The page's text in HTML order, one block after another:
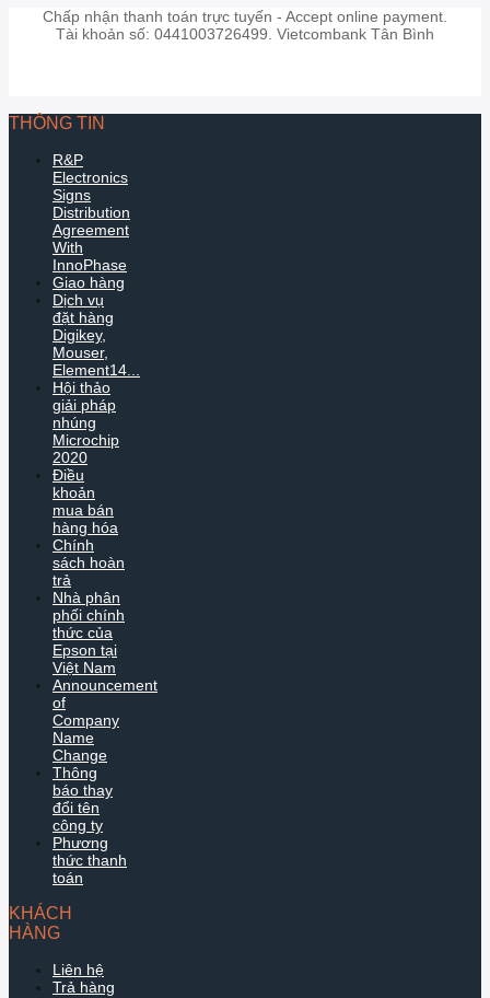
Chấp nhận thanh toán trực tuyến - Accept online payment.
Tài khoản số: 0441003726499. Vietcombank Tân Bình
THÔNG TIN
R&P
Electronics
Signs
Distribution
Agreement
With
InnoPhase
Giao hàng
Dịch vụ
đặt hàng
Digikey,
Mouser,
Element14...
Hội thảo
giải pháp
nhúng
Microchip
2020
Điều
khoản
mua bán
hàng hóa
Chính
sách hoàn
trả
Nhà phân
phối chính
thức của
Epson tại
Việt Nam
Announcement
of
Company
Name
Change
Thông
báo thay
đổi tên
công ty
Phương
thức thanh
toán
KHÁCH
HÀNG
Liên hệ
Trả hàng